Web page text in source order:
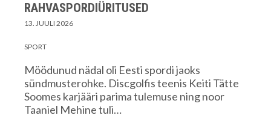
RAHVASPORDIÜRITUSED
13. JUULI 2026
SPORT
Möödunud nädal oli Eesti spordi jaoks
sündmusterohke. Discgolfis teenis Keiti Tätte
Soomes karjääri parima tulemuse ning noor
Taaniel Mehine tuli…